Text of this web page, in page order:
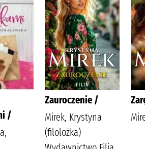
/
Zauroczenie /
Mirek, Krystyna
(filolożka)